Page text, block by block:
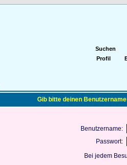
Suchen
Profil
Gib bitte deinen
Benutzername:
Passwort:
Bei jedem